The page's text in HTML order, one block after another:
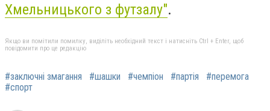
Хмельницького з футзалу".
Якщо ви помітили помилку, виділіть необхідний текст і натисніть Ctrl + Enter, щоб
повідомити про це редакцію
#заключні змагання #шашки #чемпіон #партія
#перемога
#спорт